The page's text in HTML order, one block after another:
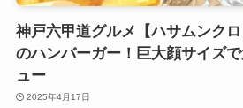
神戸六甲道グルメ【ハサムンク
のハンバーガー！巨大顔サイズ
ュー
2025年4月17日